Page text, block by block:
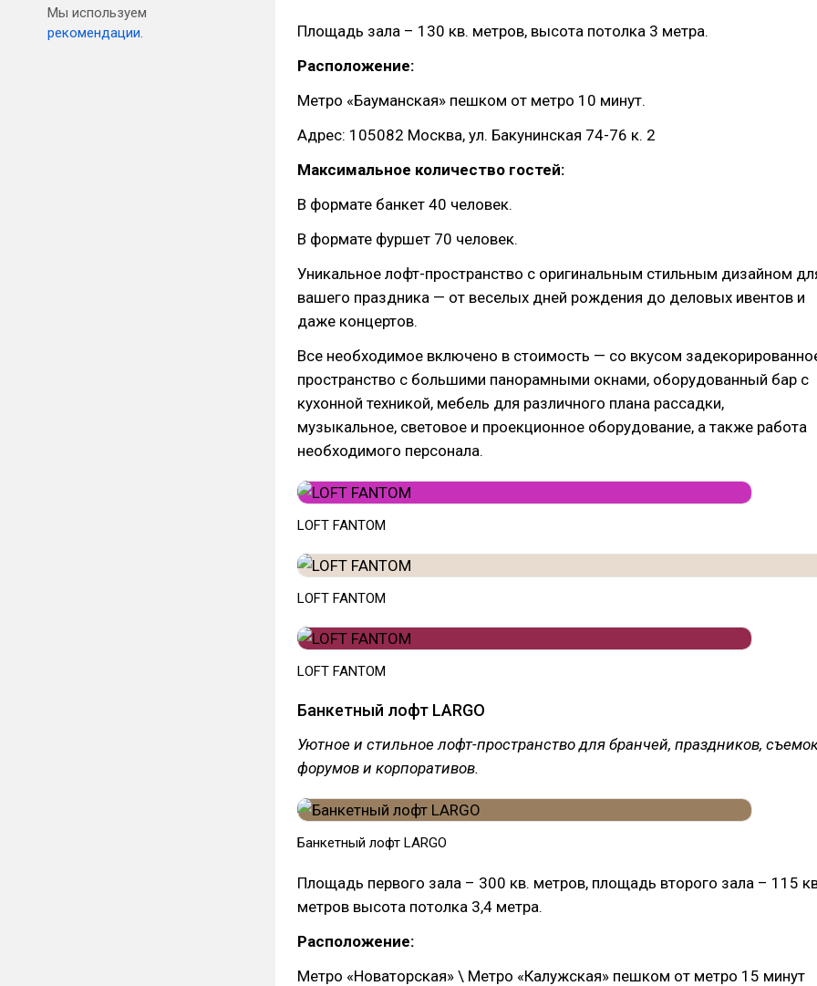
Мы используем
рекомендации.
Площадь зала – 130 кв. метров, высота потолка 3 метра.
Расположение:
Метро «Бауманская» пешком от метро 10 минут.
Адрес: 105082 Москва, ул. Бакунинская 74-76 к. 2
Максимальное количество гостей:
В формате банкет 40 человек.
В формате фуршет 70 человек.
Уникальное лофт-пространство с оригинальным стильным дизайном
вашего праздника — от веселых дней рождения до деловых ивентов и
даже концертов.
Все необходимое включено в стоимость — со вкусом
пространство с большими панорамными окнами, оборудованный бар с
кухонной техникой, мебель для различного плана рассадки,
музыкальное, световое и проекционное оборудование, а также работа
необходимого персонала.
LOFT FANTOM
LOFT FANTOM
LOFT FANTOM
Банкетный лофт LARGO
Уютное и стильное лофт-пространство для бранчей, праздников,
форумов и корпоративов.
Банкетный лофт LARGO
Площадь первого зала – 300 кв. метров, площадь второго зала – 115
метров высота потолка 3,4 метра.
Расположение:
Метро «Новаторская» \ Метро «Калужская» пешком от метро 15 минут